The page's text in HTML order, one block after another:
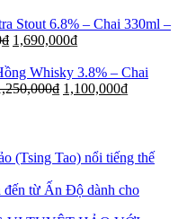
Stout 6.8% – Chai 330ml –
₫ 1,690,000₫
Whisky 3.8% – Chai
₫ 1,100,000₫
(Tsing Tao) nổi tiếng thế
đến từ Ấn Độ dành cho